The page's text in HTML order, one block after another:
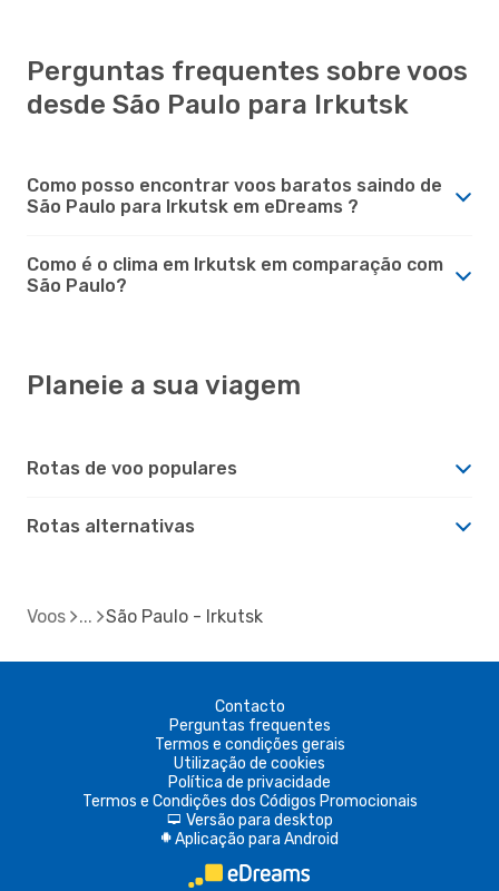
Perguntas frequentes sobre voos
desde São Paulo para Irkutsk
Como posso encontrar voos baratos saindo de
São Paulo para Irkutsk em eDreams ?
Como é o clima em Irkutsk em comparação com
São Paulo?
Planeie a sua viagem
Rotas de voo populares
Rotas alternativas
Voos São Paulo - Irkutsk
Contacto
Perguntas frequentes
Termos e condições gerais
Utilização de cookies
Política de privacidade
Termos e Condições dos Códigos Promocionais
d Versão para desktop
A Aplicação para Android